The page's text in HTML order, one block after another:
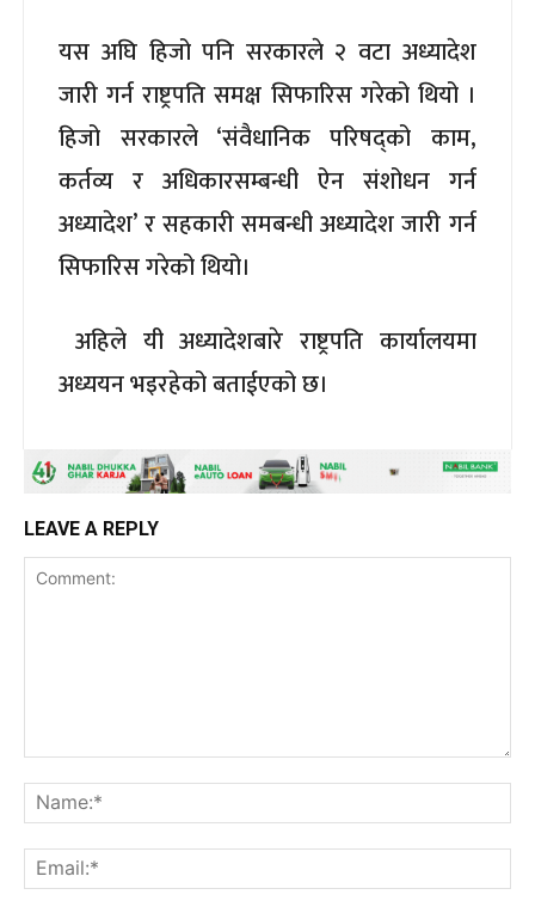
यस अघि हिजो पनि सरकारले २ वटा अध्यादेश
जारी गर्न राष्ट्रपति समक्ष सिफारिस गरेको थियो ।
हिजो सरकारले ‘संवैधानिक परिषद्को काम,
कर्तव्य र अधिकारसम्बन्धी ऐन संशोधन गर्न
अध्यादेश’ र सहकारी समबन्धी अध्यादेश जारी गर्न
सिफारिस गरेको थियो।
अहिले यी अध्यादेशबारे राष्ट्रपति कार्यालयमा
अध्ययन भइरहेको बताईएको छ।
LEAVE A REPLY